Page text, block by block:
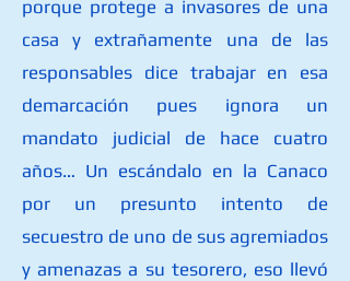
porque protege a invasores de una
casa y extrañamente una de las
responsables dice trabajar en esa
demarcación pues ignora un
mandato judicial de hace cuatro
años… Un escándalo en la Canaco
por un presunto intento de
secuestro de uno de sus agremiados
y amenazas a su tesorero, eso llevó